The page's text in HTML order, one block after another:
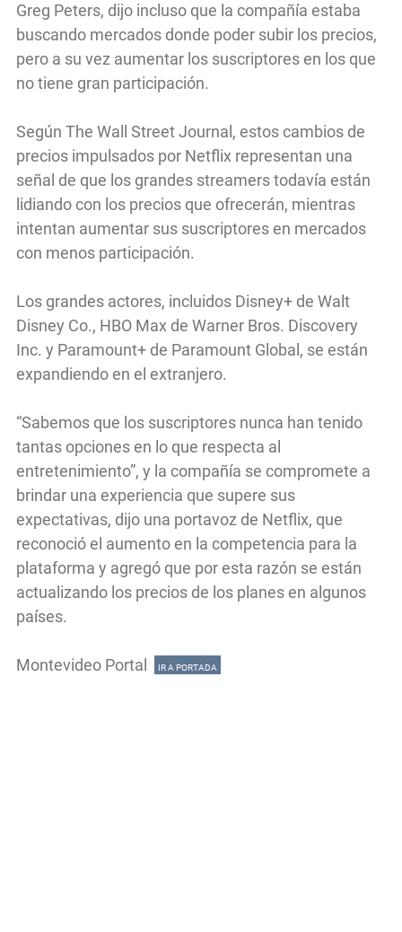
Greg Peters, dijo incluso que la compañía estaba
buscando mercados donde poder subir los precios,
pero a su vez aumentar los suscriptores en los que
no tiene gran participación.
Según The Wall Street Journal, estos cambios de
precios impulsados por Netflix representan una
señal de que los grandes streamers todavía están
lidiando con los precios que ofrecerán, mientras
intentan aumentar sus suscriptores en mercados
con menos participación.
Los grandes actores, incluidos Disney+ de Walt
Disney Co., HBO Max de Warner Bros. Discovery
Inc. y Paramount+ de Paramount Global, se están
expandiendo en el extranjero.
“Sabemos que los suscriptores nunca han tenido
tantas opciones en lo que respecta al
entretenimiento”, y la compañía se compromete a
brindar una experiencia que supere sus
expectativas, dijo una portavoz de Netflix, que
reconoció el aumento en la competencia para la
plataforma y agregó que por esta razón se están
actualizando los precios de los planes en algunos
países.
Montevideo Portal IR A PORTADA